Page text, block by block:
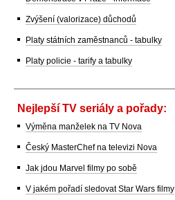
Zvýšení (valorizace) důchodů
Platy státních zaměstnanců - tabulky
Platy policie - tarify a tabulky
Nejlepší TV seriály a pořady:
Výměna manželek na TV Nova
Český MasterChef na televizi Nova
Jak jdou Marvel filmy po sobě
V jakém pořadí sledovat Star Wars filmy